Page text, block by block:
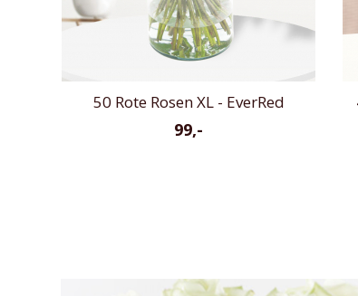
50 Rote Rosen XL - EverRed
99,-